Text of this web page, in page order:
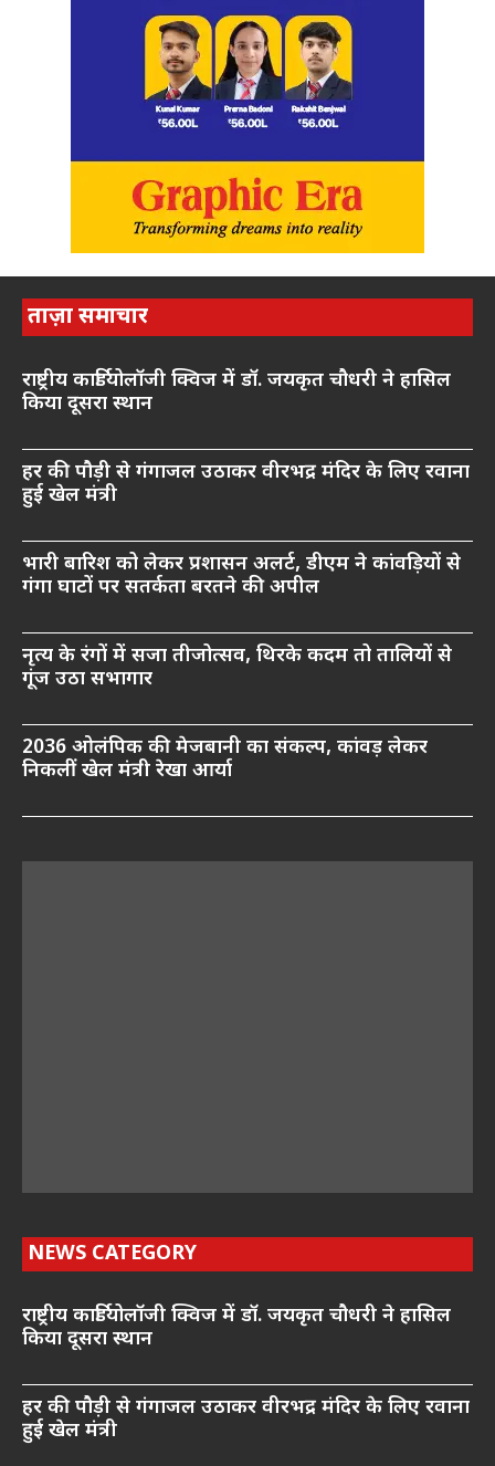
ताज़ा समाचार
राष्ट्रीय कार्डियोलॉजी क्विज में डॉ. जयकृत चौधरी ने हासिल
किया दूसरा स्थान
हर की पौड़ी से गंगाजल उठाकर वीरभद्र मंदिर के लिए रवाना
हुई खेल मंत्री
भारी बारिश को लेकर प्रशासन अलर्ट, डीएम ने कांवड़ियों से
गंगा घाटों पर सतर्कता बरतने की अपील
नृत्य के रंगों में सजा तीजोत्सव, थिरके कदम तो तालियों से
गूंज उठा सभागार
2036 ओलंपिक की मेजबानी का संकल्प, कांवड़ लेकर
निकलीं खेल मंत्री रेखा आर्या
NEWS CATEGORY
राष्ट्रीय कार्डियोलॉजी क्विज में डॉ. जयकृत चौधरी ने हासिल
किया दूसरा स्थान
हर की पौड़ी से गंगाजल उठाकर वीरभद्र मंदिर के लिए रवाना
हुई खेल मंत्री